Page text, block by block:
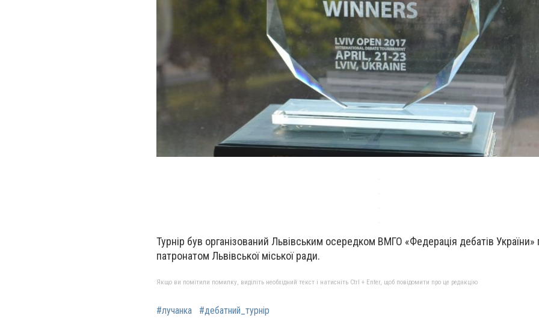
Турнір був організований Львівським осередком ВМГО «Федерація дебатів України»
патронатом Львівської міської ради.
Якщо ви помітили помилку, виділіть необхідний текст і натисніть Ctrl + Enter, щоб повідомити про це редакцію
#лучанка #дебатний_турнір